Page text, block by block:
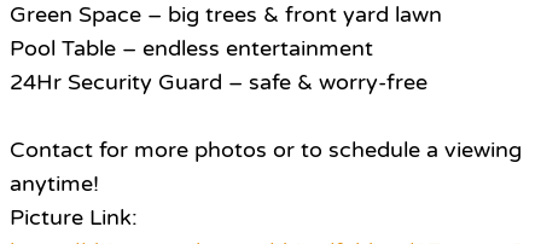
Green Space – big trees & front yard lawn
Pool Table – endless entertainment
24Hr Security Guard – safe & worry-free
Contact for more photos or to schedule a viewing
anytime!
Picture Link: